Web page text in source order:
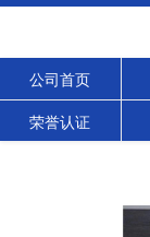
公司首页
荣誉认证